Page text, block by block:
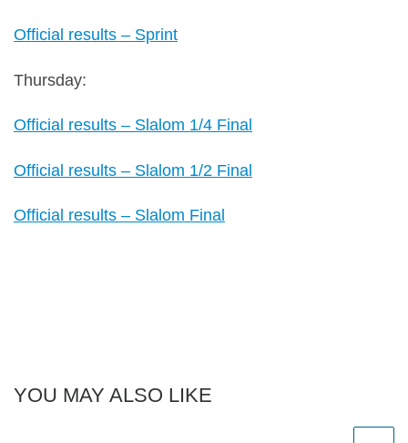
Official results – Sprint
Thursday:
Official results – Slalom 1/4 Final
Official results – Slalom 1/2 Final
Official results – Slalom Final
YOU MAY ALSO LIKE